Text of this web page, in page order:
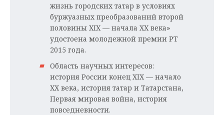
жизнь городских татар в условиях
буржуазных преобразований второй
половины XIX — начала XX века»
удостоена молодежной премии РТ
2015 года.
Область научных интересов:
история России конец XIX — начало
XX века, история татар и Татарстана,
Первая мировая война, история
повседневности.